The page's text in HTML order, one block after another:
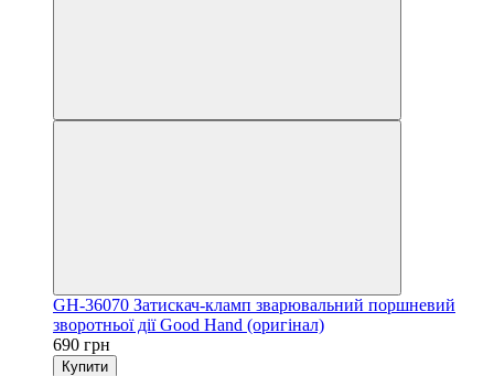
GH-36070 Затискач-кламп зварювальний поршневий
зворотньої дії Good Hand (оригінал)
690 грн
Купити